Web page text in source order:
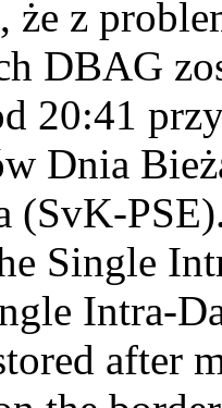
że z
DBAG
20:41
Dnia
(SvK-
Single
Intra-
after